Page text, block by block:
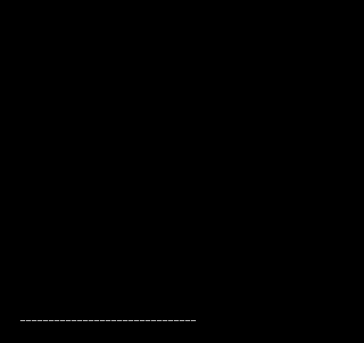
-------------------------------